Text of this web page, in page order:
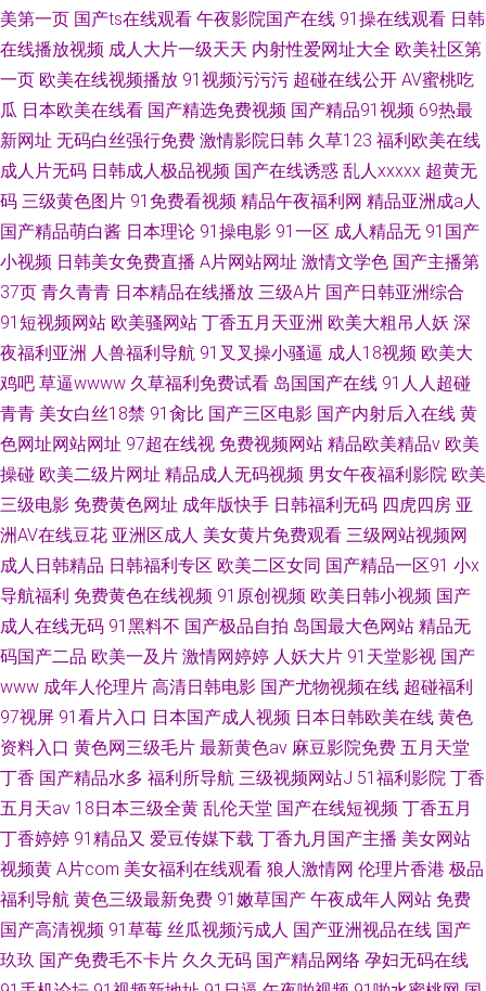
美第一页 国产ts在线观看 午夜影院国产在线 91操在线观看 日韩
在线播放视频 成人大片一级天天 内射性爱网址大全 欧美社区第
一页 欧美在线视频播放 91视频污污污 超碰在线公开 AV蜜桃吃
瓜 日本欧美在线看 国产精选免费视频 国产精品91视频 69热最
新网址 无码白丝强行免费 激情影院日韩 久草123 福利欧美在线
成人片无码 日韩成人极品视频 国产在线诱惑 乱人xxxxx 超黄无
码 三级黄色图片 91免费看视频 精品午夜福利网 精品亚洲成a人
国产精品萌白酱 日本理论 91操电影 91一区 成人精品无 91国产
小视频 日韩美女免费直播 A片网站网址 激情文学色 国产主播第
37页 青久青青 日本精品在线播放 三级A片 国产日韩亚洲综合
91短视频网站 欧美骚网站 丁香五月天亚洲 欧美大粗吊人妖 深
夜福利亚洲 人兽福利导航 91叉叉操小骚逼 成人18视频 欧美大
鸡吧 草逼wwww 久草福利免费试看 岛国国产在线 91人人超碰
青青 美女白丝18禁 91肏比 国产三区电影 国产内射后入在线 黄
色网址网站网址 97超在线视 免费视频网站 精品欧美精品v 欧美
操碰 欧美二级片网址 精品成人无码视频 男女午夜福利影院 欧美
三级电影 免费黄色网址 成年版快手 日韩福利无码 四虎四房 亚
洲AV在线豆花 亚洲区成人 美女黄片免费观看 三级网站视频网
成人日韩精品 日韩福利专区 欧美二区女同 国产精品一区91 小x
导航福利 免费黄色在线视频 91原创视频 欧美日韩小视频 国产
成人在线无码 91黑料不 国产极品自拍 岛国最大色网站 精品无
码国产二品 欧美一及片 激情网婷婷 人妖大片 91天堂影视 国产
www 成年人伦理片 高清日韩电影 国产尤物视频在线 超碰福利
97视屏 91看片入口 日本国产成人视频 日本日韩欧美在线 黄色
资料入口 黄色网三级毛片 最新黄色av 麻豆影院免费 五月天堂
丁香 国产精品水多 福利所导航 三级视频网站J 51福利影院 丁香
五月天av 18日本三级全黄 乱伦天堂 国产在线短视频 丁香五月
丁香婷婷 91精品又 爱豆传媒下载 丁香九月国产主播 美女网站
视频黄 A片com 美女福利在线观看 狼人激情网 伦理片香港 极品
福利导航 黄色三级最新免费 91嫩草国产 午夜成年人网站 免费
国产高清视频 91草莓 丝瓜视频污成人 国产亚洲视品在线 国产
玖玖 国产免费毛不卡片 久久无码 国产精品网络 孕妇无码在线